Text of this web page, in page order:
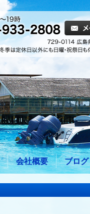
会社概要 ブログ